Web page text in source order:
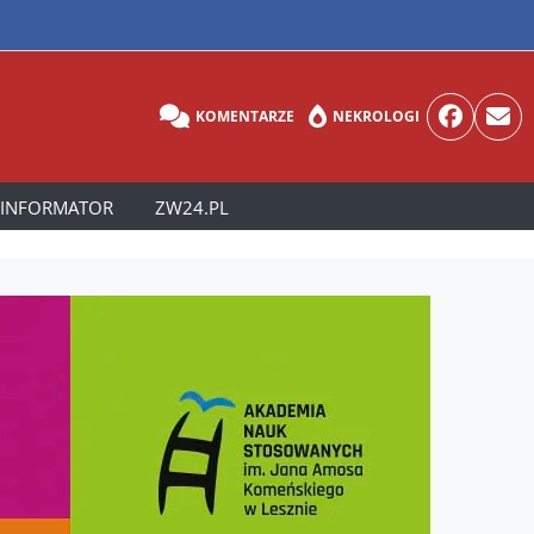
KOMENTARZE NEKROLOGI
INFORMATOR ZW24.PL